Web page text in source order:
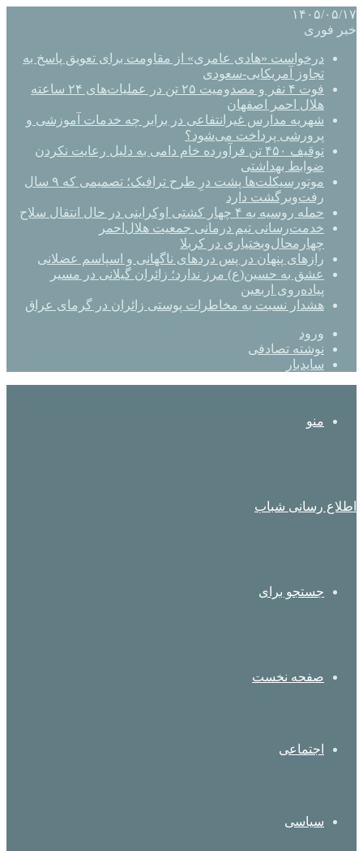
۱۴۰۵/۰۵/۱۷
خبر فوری
درخواست «هادی عامری» از مقاومت برای تعویق پاسخ به
تجاوز آمریکایی-سعودی
فوت ۴ نفر و مصدومیت ۲۵ تن در عملیات‌های ۲۴ ساعته
هلال احمر اصفهان
شهریه مدارس غیرانتفاعی در برابر چه خدمات آموزشی و
پرورشی پرداخت می‌شود؟
توقیف ۴۵۰ تن فرآورده خام دامی به دلیل رعایت نکردن
ضوابط بهداشتی
موتورسیکلت‌ها پشت درِ طرح ترافیک؛ تصمیمی که ۹ سال
رفت‌وبرگشت دارد
حمله روسیه به ۴ چهار کشتی اوکراینی در حال انتقال سلاح
خدمت‌رسانی تیم درمانی جمعیت هلال‌احمر
چهارمحال‌وبختیاری در کربلا
رازهای پنهان در پس دردهای ناگهانی و اسپاسم عضلانی
عشق به حسین(ع) مرز ندارد؛ زائران گیلانی در مسیر
پیاده‌روی اربعین
هشدار نسبت به مخاطرات پوستی زائران در گرمای عراق
ورود
نوشته تصادفی
سایدبار
منو
اطلاع رسانی شباب
جستجو برای
صفحه نخست
اجتماعی
سیاسی